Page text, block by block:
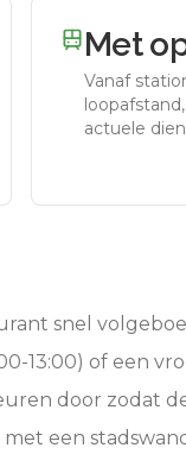
Met
Vanaf
actuele
snel
13:00) of een
door zodat
een